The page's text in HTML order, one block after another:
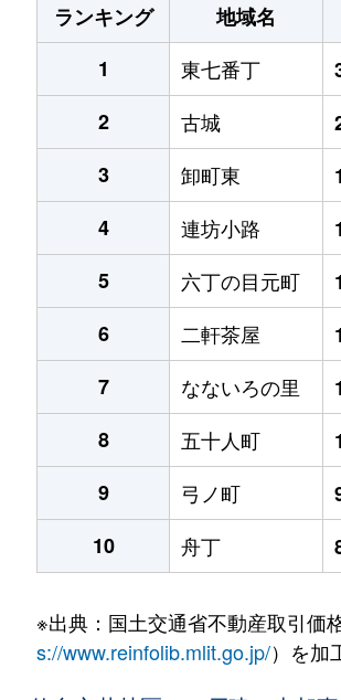
ランキング
地域名
1
東七番丁
2
古城
3
卸町東
4
連坊小路
5
六丁の目元町
6
二軒茶屋
7
なないろの里
8
五十人町
9
弓ノ町
10
舟丁
※出典：国土交通省不動産取引価
s://www.reinfolib.mlit.go.jp/）を加